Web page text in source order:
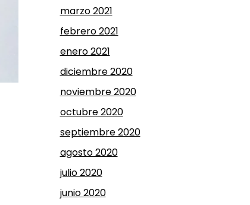
marzo 2021
febrero 2021
enero 2021
diciembre 2020
noviembre 2020
octubre 2020
septiembre 2020
agosto 2020
julio 2020
junio 2020